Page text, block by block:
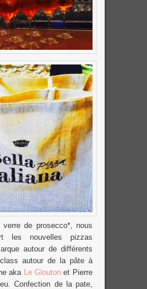
de prosecco*, nous
les nouvelles pizzas
autour de différents
autour de la pâte à
aka Le Gloutonet Pierre
Confection de la pate,